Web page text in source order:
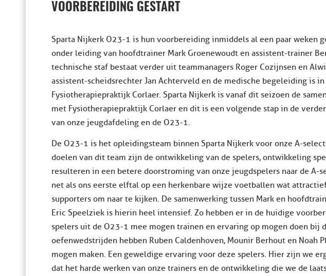
VOORBEREIDING GESTART
Sparta Nijkerk O23-1 is hun voorbereiding inmiddels al een paar weken
onder leiding van hoofdtrainer Mark Groenewoudt en assistent-trainer
technische staf bestaat verder uit teammanagers Roger Cozijnsen en
assistent-scheidsrechter Jan Achterveld en de medische begeleiding is in
Fysiotherapiepraktijk Corlaer. Sparta Nijkerk is vanaf dit seizoen de
met Fysiotherapiepraktijk Corlaer en dit is een volgende stap in de
van onze jeugdafdeling en de O23-1.
De O23-1 is het opleidingsteam binnen Sparta Nijkerk voor onze A-
doelen van dit team zijn de ontwikkeling van de spelers, ontwikkeling
resulteren in een betere doorstroming van onze jeugdspelers naar de A-
net als ons eerste elftal op een herkenbare wijze voetballen wat
supporters om naar te kijken. De samenwerking tussen Mark en
Eric Speelziek is hierin heel intensief. Zo hebben er in de huidige
spelers uit de O23-1 mee mogen trainen en ervaring op mogen doen bij
oefenwedstrijden hebben Ruben Caldenhoven, Mounir Berhout en Noah
mogen maken. Een geweldige ervaring voor deze spelers. Hier zijn we
dat het harde werken van onze trainers en de ontwikkeling die we de